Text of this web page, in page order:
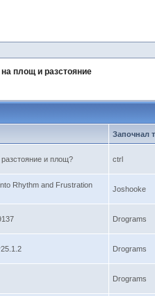
площ и разстояние
Започнал
и площ? ctrl
Rhythm and Frustration
Joshooke
Drograms
Drograms
Drograms